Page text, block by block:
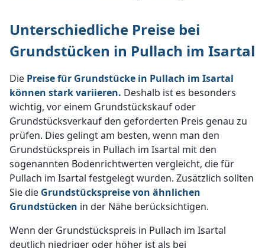
Unterschiedliche Preise bei
Grundstücken in Pullach im Isartal
Die Preise für Grundstücke in Pullach im Isartal
können stark variieren. Deshalb ist es besonders
wichtig, vor einem Grundstückskauf oder
Grundstücksverkauf den geforderten Preis genau zu
prüfen. Dies gelingt am besten, wenn man den
Grundstückspreis in Pullach im Isartal mit den
sogenannten Bodenrichtwerten vergleicht, die für
Pullach im Isartal festgelegt wurden. Zusätzlich sollten
Sie die Grundstückspreise von ähnlichen
Grundstücken in der Nähe berücksichtigen.
Wenn der Grundstückspreis in Pullach im Isartal
deutlich niedriger oder höher ist als bei